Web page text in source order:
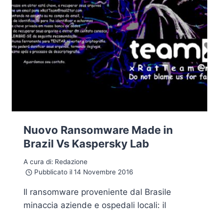
Nuovo Ransomware Made in
Brazil Vs Kaspersky Lab
A cura di: Redazione
Pubblicato il 14 Novembre 2016
Il ransomware proveniente dal Brasile
minaccia aziende e ospedali locali: il